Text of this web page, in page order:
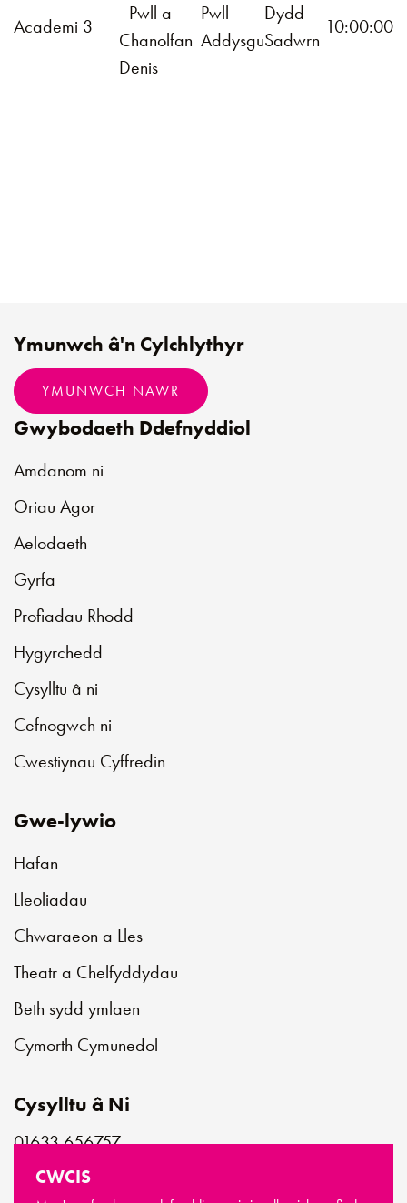
Academi 3
- Pwll a
Chanolfan
Denis
Pwll
Addysgu
Dydd
Sadwrn
10:00:00
Gwybodaeth Ddefnyddiol
Amdanom ni
Oriau Agor
Aelodaeth
Gyrfa
Profiadau Rhodd
Hygyrchedd
Cysylltu â ni
Cefnogwch ni
Cwestiynau Cyffredin
Gwe-lywio
Hafan
Lleoliadau
Chwaraeon a Lles
Theatr a Chelfyddydau
Beth sydd ymlaen
Cymorth Cymunedol
Cysylltu â Ni
01633 656757
customerservice@newportlive.co.uk
Ymunwch â'n Cylchlythyr
YMUNWCH NAWR
CWCIS